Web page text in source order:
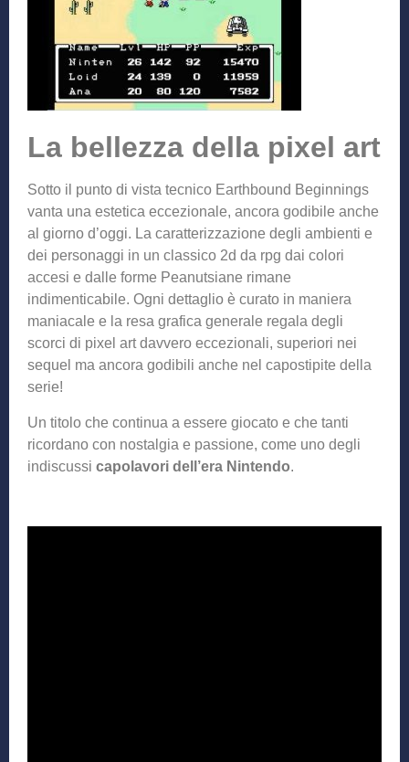
La bellezza della pixel art
Sotto il punto di vista tecnico Earthbound Beginnings
vanta una estetica eccezionale, ancora godibile anche
al giorno d’oggi. La caratterizzazione degli ambienti e
dei personaggi in un classico 2d da rpg dai colori
accesi e dalle forme Peanutsiane rimane
indimenticabile. Ogni dettaglio è curato in maniera
maniacale e la resa grafica generale regala degli
scorci di pixel art davvero eccezionali, superiori nei
sequel ma ancora godibili anche nel capostipite della
serie!
Un titolo che continua a essere giocato e che tanti
ricordano con nostalgia e passione, come uno degli
indiscussi capolavori dell’era Nintendo.